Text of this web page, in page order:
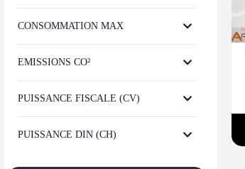
CONSOMMATION MAX
EMISSIONS CO²
PUISSANCE FISCALE (CV)
PUISSANCE DIN (CH)